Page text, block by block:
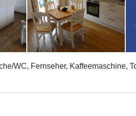
WC, Fernseher, Kaffeemaschine,